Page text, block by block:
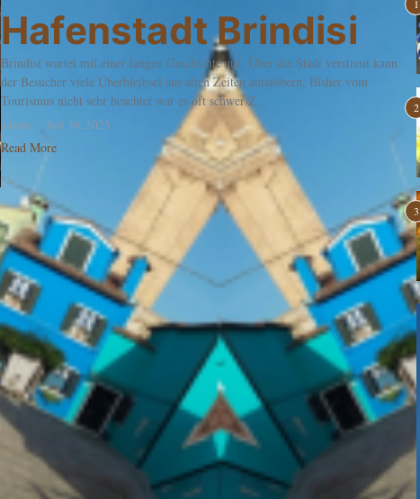
Hafenstadt Brindisi
Brindisi wartet mit einer langen Geschichte auf. Über die Stadt verstreut kann
der Besucher viele Überbleibsel aus alten Zeiten aufstöbern. Bisher vom
Tourismus nicht sehr beachtet war es oft schwer Z...
admin Juli 30, 2025
Read More
1
2
3